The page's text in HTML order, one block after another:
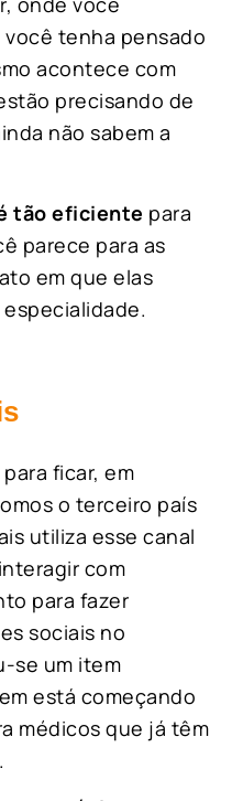
você tenha pensado
acontece com
precisando de
não sabem a
tão eficiente para
parece para as
em que elas
ficar, em
o terceiro país
utiliza esse canal
com
para fazer
sociais no
se um item
está começando
médicos que já têm